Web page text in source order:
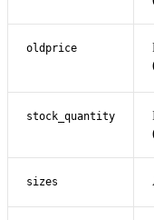
oldprice
stock_quantity
sizes